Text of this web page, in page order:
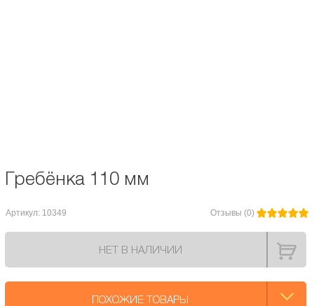
Гребёнка 110 мм
Артикул: 10349 Отзывы (0)
НЕТ В НАЛИЧИИ
ПОХОЖИЕ ТОВАРЫ